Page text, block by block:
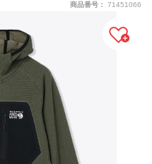
商品番号： 71451066